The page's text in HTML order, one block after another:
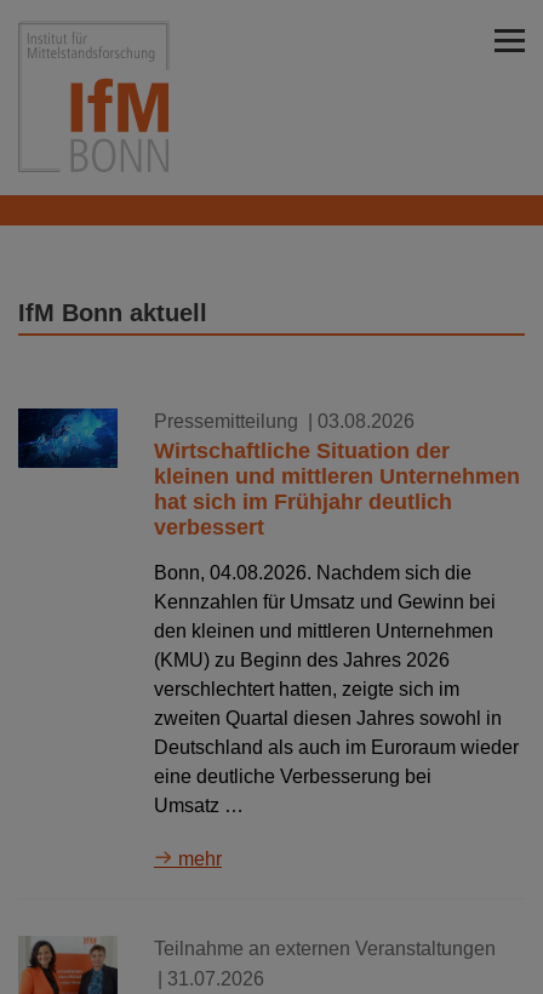
Institut für Mittelstandsforschung Bonn
IfM Bonn aktuell
Pressemitteilung | 03.08.2026
Wirtschaftliche Situation der
kleinen und mittleren Unternehmen
hat sich im Frühjahr deutlich
verbessert
Bonn, 04.08.2026. Nachdem sich die
Kennzahlen für Umsatz und Gewinn bei
den kleinen und mittleren Unternehmen
(KMU) zu Beginn des Jahres 2026
verschlechtert hatten, zeigte sich im
zweiten Quartal diesen Jahres sowohl in
Deutschland als auch im Euroraum wieder
eine deutliche Verbesserung bei
Umsatz …
mehr
Teilnahme an externen Veranstaltungen
| 31.07.2026